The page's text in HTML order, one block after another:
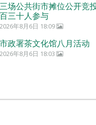
三场公共街市摊位公开竞
百三十人参与
2026年8月6日 18:09
市政署茶文化馆八月活动
2026年8月6日 18:03